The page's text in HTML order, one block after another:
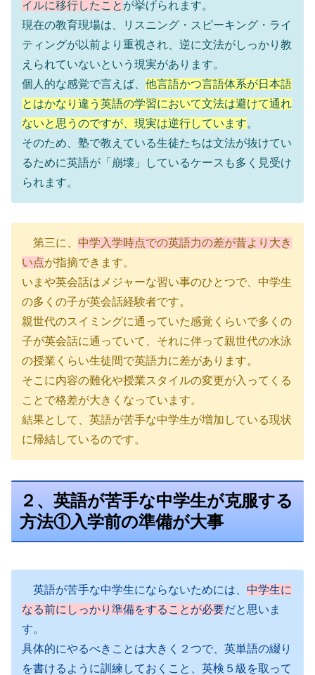
イルに移行したこと が挙げられます。
現在の教育現場は、リスニング・スピーキング・ライ
ティングが以前より重視され、逆に文法がしっかり教
えられていないという現実があります。
個人的な感覚で言えば、 他言語かつ言語体系が日本語
とはかなり違う英語の学習において文法は避けて通れ
ないと思うのですが、現実は逆行しています。
そのため、塾で教えている生徒たちは文法が抜けてい
るために英語が「崩壊」しているケースも多く見受け
られます。
第三に、 中学入学時点での英語力の差が昔より大き
い点が指摘できます。
いまや英会話はメジャーな習い事のひとつで、中学生
の多くの子が英会話経験者です。
親世代のスイミングに通っていた感覚くらいで多くの
子が英会話に通っていて、それに伴って親世代の水泳
の授業くらい生徒間で英語力に差があります。
そこに内容の難化や授業スタイルの変更が入ってくる
ことで格差が大きくなっています。
結果として、英語が苦手な中学生が増加している現状
に帰結しているのです。
２、英語が苦手な中学生が克服する
方法①入学前の準備が大事
英語が苦手な中学生にならないためには、 中学生に
なる前にしっかり準備をすることが必要だと思いま
す。
具体的にやるべきことは大きく２つで、英単語の綴り
を書けるように訓練しておくこと、英検５級を取って